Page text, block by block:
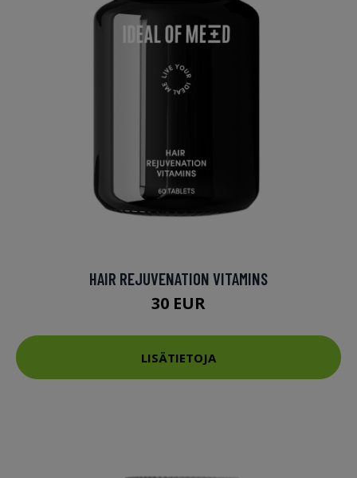
HAIR REJUVENATION VITAMINS
30 EUR
LISÄTIETOJA